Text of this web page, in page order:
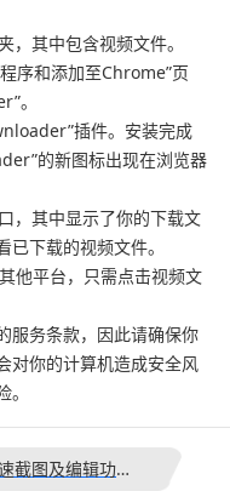
其中包含视频文件。
序和添加至Chrome”页
。
插件。安装完成
的新图标出现在浏览器
，其中显示了你的下载文
下载的视频文件。
他平台，只需点击视频文
服务条款，因此请确保你
对你的计算机造成安全风
谷歌浏览器网页快速截图及编辑功能使用教程